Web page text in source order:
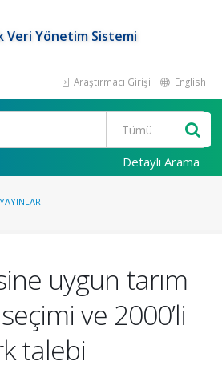
Veri Yönetim Sistemi
Araştırmacı Girişi English
Detaylı Arama
uygun tarım
ve 2000’li
talebi